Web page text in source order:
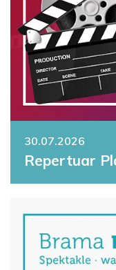
30.07.2026
Repertuar